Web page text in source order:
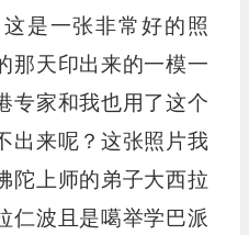
是一张非常好的照
那天印出来的一模一
专家和我也用了这个
出来呢？这张照片我
陀上师的弟子大西拉
仁波且是噶举学巴派